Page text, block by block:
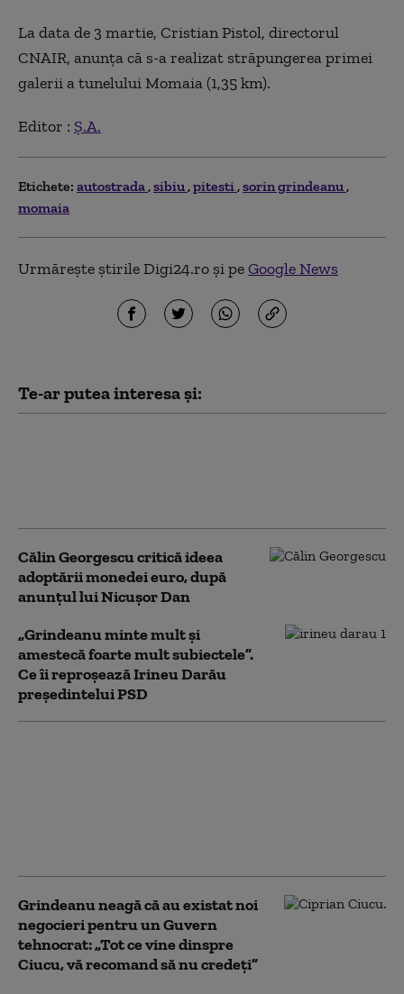
La data de 3 martie, Cristian Pistol, directorul
CNAIR, anunţa că s-a realizat străpungerea primei
galerii a tunelului Momaia (1,35 km).
Editor : Ș.A.
Etichete: autostrada sibiu pitesti sorin grindeanu
momaia
Urmărește știrile Digi24.ro și peGoogle News
Te-ar putea interesa și:
Călin Georgescu critică ideea
adoptării monedei euro, după
anunțul lui Nicușor Dan
„Grindeanu minte mult şi
amestecă foarte mult subiectele”.
Ce îi reproșează Irineu Darău
președintelui PSD
Grindeanu neagă că au existat noi
negocieri pentru un Guvern
tehnocrat: „Tot ce vine dinspre
Ciucu, vă recomand să nu credeţi”